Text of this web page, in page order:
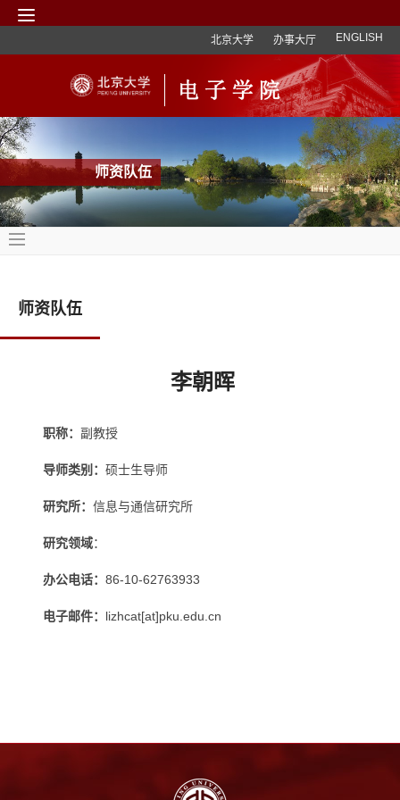
北京大学 办事大厅 ENGLISH
师资队伍
师资队伍
李朝晖
职称： 副教授
导师类别： 硕士生导师
研究所： 信息与通信研究所
研究领域：
办公电话： 86-10-62763933
电子邮件： lizhcat[at]pku.edu.cn